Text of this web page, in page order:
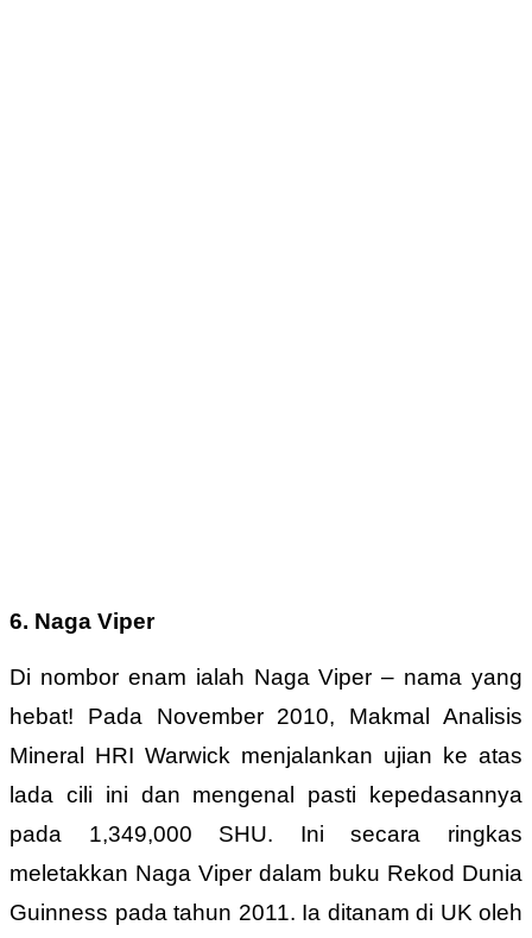
6. Naga Viper
Di nombor enam ialah Naga Viper – nama yang
hebat! Pada November 2010, Makmal Analisis
Mineral HRI Warwick menjalankan ujian ke atas
lada cili ini dan mengenal pasti kepedasannya
pada 1,349,000 SHU. Ini secara ringkas
meletakkan Naga Viper dalam buku Rekod Dunia
Guinness pada tahun 2011. Ia ditanam di UK oleh